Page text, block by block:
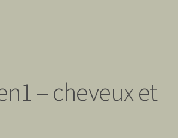
– cheveux et